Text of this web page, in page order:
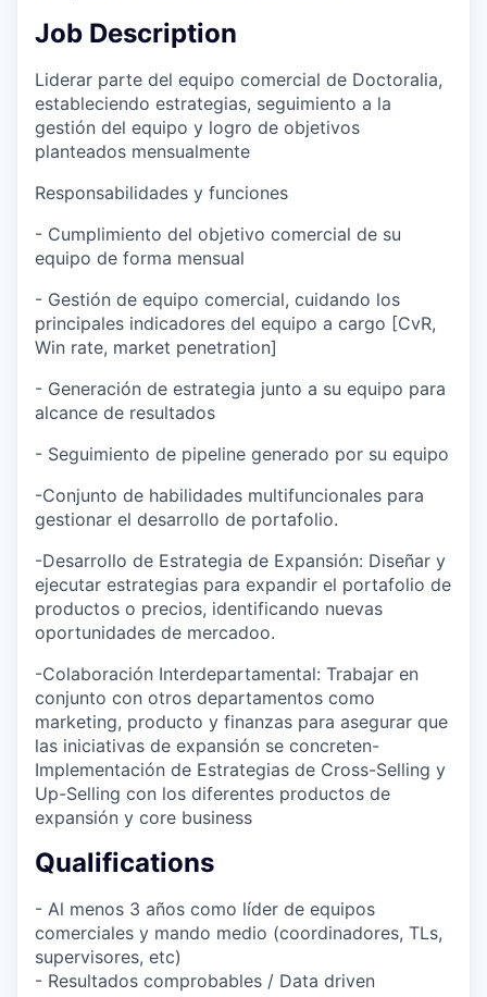
Job Description
Liderar parte del equipo comercial de Doctoralia,
estableciendo estrategias, seguimiento a la
gestión del equipo y logro de objetivos
planteados mensualmente
Responsabilidades y funciones
- Cumplimiento del objetivo comercial de su
equipo de forma mensual
- Gestión de equipo comercial, cuidando los
principales indicadores del equipo a cargo [CvR,
Win rate, market penetration]
- Generación de estrategia junto a su equipo para
alcance de resultados
- Seguimiento de pipeline generado por su equipo
-Conjunto de habilidades multifuncionales para
gestionar el desarrollo de portafolio.
-Desarrollo de Estrategia de Expansión: Diseñar y
ejecutar estrategias para expandir el portafolio de
productos o precios, identificando nuevas
oportunidades de mercadoo.
-Colaboración Interdepartamental: Trabajar en
conjunto con otros departamentos como
marketing, producto y finanzas para asegurar que
las iniciativas de expansión se concreten-
Implementación de Estrategias de Cross-Selling y
Up-Selling con los diferentes productos de
expansión y core business
Qualifications
- Al menos 3 años como líder de equipos
comerciales y mando medio (coordinadores, TLs,
supervisores, etc)
- Resultados comprobables / Data driven